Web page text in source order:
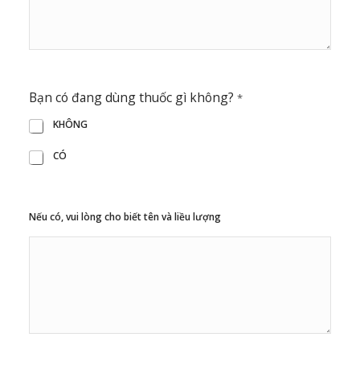
Bạn có đang dùng thuốc gì không? *
KHÔNG
CÓ
Nếu có, vui lòng cho biết tên và liều lượng